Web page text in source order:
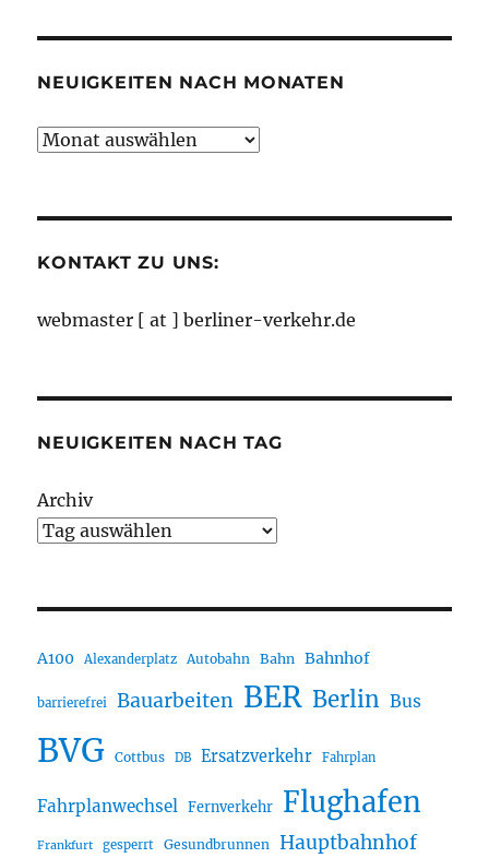
NEUIGKEITEN NACH MONATEN
Neuigkeiten
KONTAKT ZU UNS:
webmaster [ at ] berliner-verkehr.de
NEUIGKEITEN NACH TAG
Archiv
A100 Alexanderplatz Autobahn Bahn Bahnhof
barrierefrei Bauarbeiten BER Berlin Bus
BVG Cottbus DB Ersatzverkehr Fahrplan
Fahrplanwechsel Fernverkehr Flughafen
Frankfurt gesperrt Gesundbrunnen Hauptbahnhof